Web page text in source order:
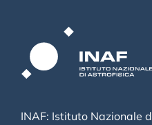
INAF: Istituto Nazionale